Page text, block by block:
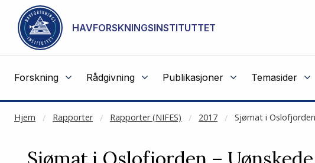
Gå til hovedinnhold
HAVFORSKNINGSINSTITUTTET
Forskning Rådgivning Publikasjoner Temasider
Hjem Rapporter Rapporter (NIFES) 2017 Sjømat i
NOT CACHED